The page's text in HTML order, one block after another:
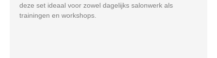
deze set ideaal voor zowel dagelijks salonwerk als
trainingen en workshops